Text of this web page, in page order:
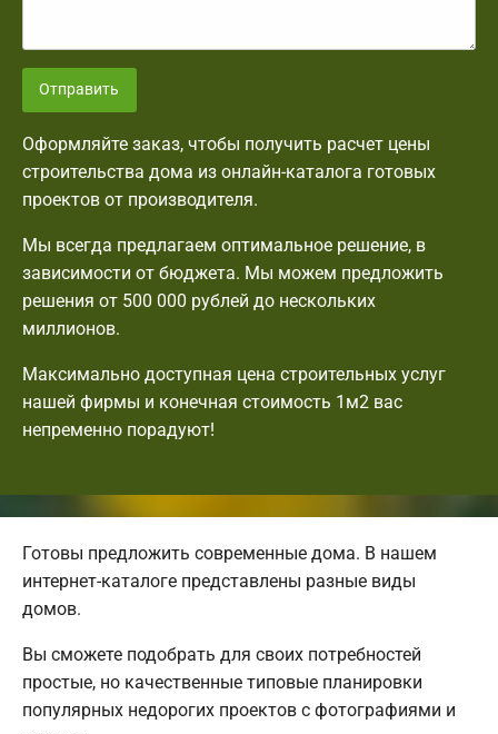
Отправить
Оформляйте заказ, чтобы получить расчет цены
строительства дома из онлайн-каталога готовых
проектов от производителя.
Мы всегда предлагаем оптимальное решение, в
зависимости от бюджета. Мы можем предложить
решения от 500 000 рублей до нескольких
миллионов.
Максимально доступная цена строительных услуг
нашей фирмы и конечная стоимость 1м2 вас
непременно порадуют!
Готовы предложить современные дома. В нашем
интернет-каталоге представлены разные виды
домов.
Вы сможете подобрать для своих потребностей
простые, но качественные типовые планировки
популярных недорогих проектов с фотографиями и